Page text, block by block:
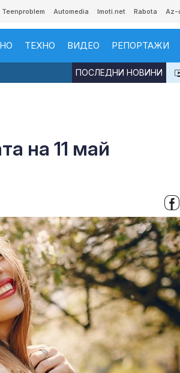
Teenproblem Automedia Imoti.net Rabota Az-
ТЕХНО ВИДЕО РЕПОРТАЖИ
ПОСЛЕДНИ НОВИНИ
на 11 май